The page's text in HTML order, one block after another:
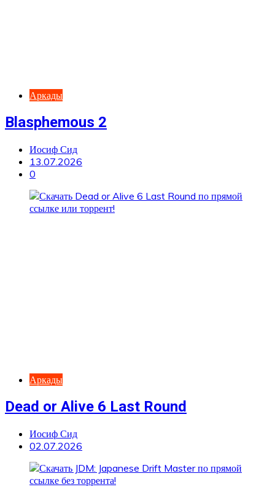
Аркады
Blasphemous 2
Иосиф Сид
13.07.2026
0
Аркады
Dead or Alive 6 Last Round
Иосиф Сид
02.07.2026